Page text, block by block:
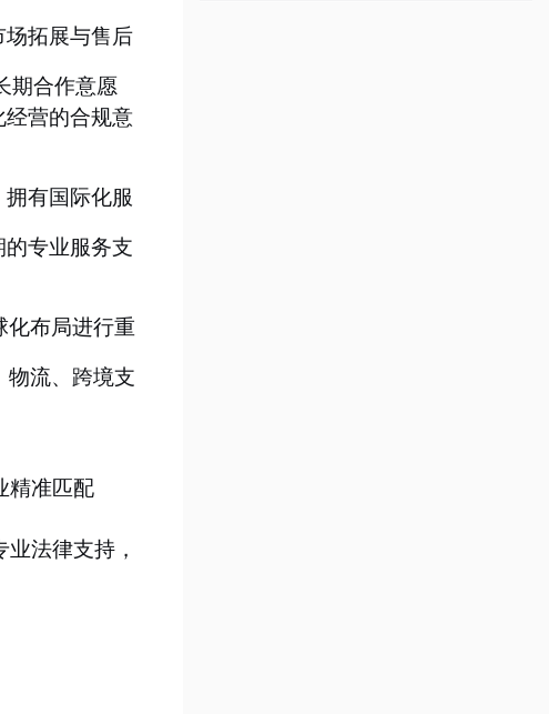
场拓展与售后
期合作意愿
经营的合规意
有国际化服
专业服务支
化布局进行重
物流、跨境支
精准匹配
法律支持，